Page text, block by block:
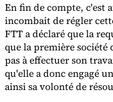
En fin de compte, c'est
incombait de régler
FTT a déclaré que la
que la première
pas à effectuer son
qu'elle a donc engagé
ainsi sa volonté de